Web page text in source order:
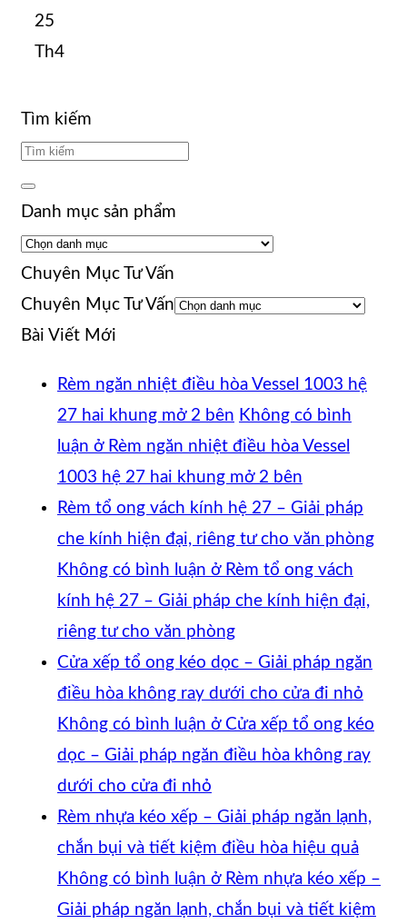
25
Th4
Tìm kiếm
Danh mục sản phẩm
Chuyên Mục Tư Vấn
Chuyên Mục Tư Vấn
Bài Viết Mới
Rèm ngăn nhiệt điều hòa Vessel 1003 hệ
27 hai khung mở 2 bên Không có bình
luận ở Rèm ngăn nhiệt điều hòa Vessel
1003 hệ 27 hai khung mở 2 bên
Rèm tổ ong vách kính hệ 27 – Giải pháp
che kính hiện đại, riêng tư cho văn phòng
Không có bình luận ở Rèm tổ ong vách
kính hệ 27 – Giải pháp che kính hiện đại,
riêng tư cho văn phòng
Cửa xếp tổ ong kéo dọc – Giải pháp ngăn
điều hòa không ray dưới cho cửa đi nhỏ
Không có bình luận ở Cửa xếp tổ ong kéo
dọc – Giải pháp ngăn điều hòa không ray
dưới cho cửa đi nhỏ
Rèm nhựa kéo xếp – Giải pháp ngăn lạnh,
chắn bụi và tiết kiệm điều hòa hiệu quả
Không có bình luận ở Rèm nhựa kéo xếp –
Giải pháp ngăn lạnh, chắn bụi và tiết kiệm